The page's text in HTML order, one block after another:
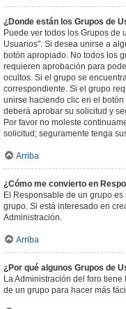
¿Donde están los Grupos de
Puede ver todos los Grupos de
Usuarios". Si desea unirse a
botón apropiado. No todos los
requieren aprobación para
ocultos. Si el grupo se
correspondiente. Si el grupo
unirse haciendo clic en el
deberá aprobar su solicitud y
Por favor no moleste
solicitud; seguramente tenga
Arriba
¿Cómo me convierto en
El Responsable de un grupo
grupo. Si está interesado en
Administración.
Arriba
¿Por qué algunos Grupos de
La Administración del foro
de un grupo para hacer más